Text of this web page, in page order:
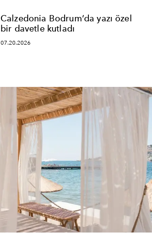
Calzedonia Bodrum’da yazı özel
bir davetle kutladı
07.20.2026